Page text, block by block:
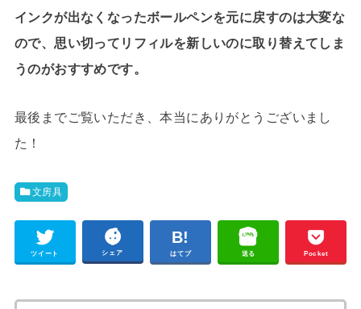
インクが出なくなったボールペンを元に戻すのは大変な
ので、思い切ってリフィルを新しいのに取り替えてしま
うのがおすすめです。
最後までご覧いただき、本当にありがとうございまし
た！
文房具
ツイート シェア はてブ 送る Pocket